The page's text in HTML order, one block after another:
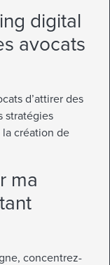
digital
avocats
d’attirer des
stratégies
la création de
ma
concentrez-